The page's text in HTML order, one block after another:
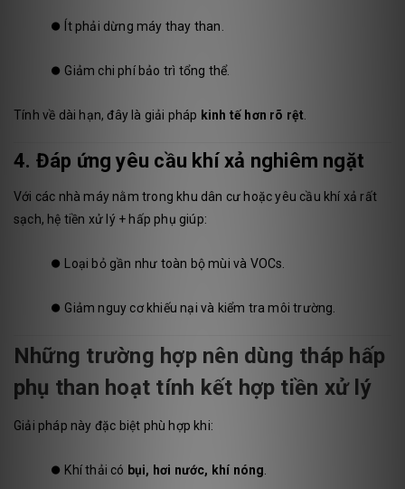
⏺️ Ít phải dừng máy thay than.
⏺️ Giảm chi phí bảo trì tổng thể.
Tính về dài hạn, đây là giải pháp kinh tế hơn rõ rệt.
4. Đáp ứng yêu cầu khí xả nghiêm ngặt
Với các nhà máy nằm trong khu dân cư hoặc yêu cầu khí xả rất
sạch, hệ tiền xử lý + hấp phụ giúp:
⏺️ Loại bỏ gần như toàn bộ mùi và VOCs.
⏺️ Giảm nguy cơ khiếu nại và kiểm tra môi trường.
Những trường hợp nên dùng tháp hấp
phụ than hoạt tính kết hợp tiền xử lý
Giải pháp này đặc biệt phù hợp khi:
⏺️ Khí thải có bụi, hơi nước, khí nóng.